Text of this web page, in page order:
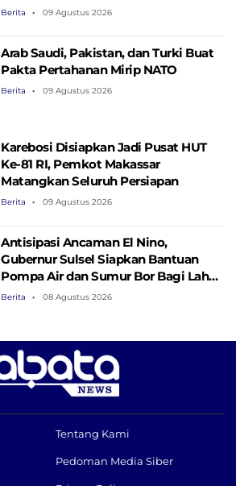
Berita 09 Agustus 2026
Arab Saudi, Pakistan, dan Turki Buat
Pakta Pertahanan Mirip NATO
Berita 09 Agustus 2026
Karebosi Disiapkan Jadi Pusat HUT
Ke-81 RI, Pemkot Makassar
Matangkan Seluruh Persiapan
Berita 09 Agustus 2026
Antisipasi Ancaman El Nino,
Gubernur Sulsel Siapkan Bantuan
Pompa Air dan Sumur Bor Bagi Lahan
Pertanian
Berita 08 Agustus 2026
Tentang Kami
Pedoman Media Siber